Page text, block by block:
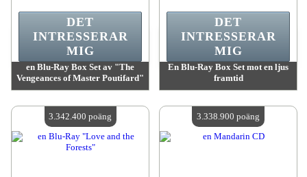
en Blu-Ray Box Set av "The
Vengeances of Master Poutifard"
Antal tillgängliga:4
DET
INTRESSERAR
MIG
En Blu-Ray Box Set mot en ljus
framtid
Antal tillgängliga:4
DET
INTRESSERAR
MIG
3.342.400 poäng 3.338.900 poäng